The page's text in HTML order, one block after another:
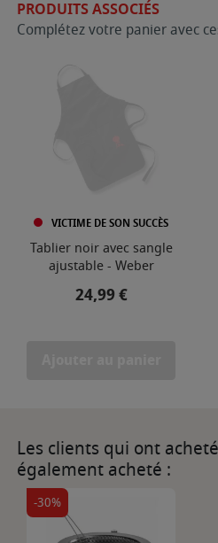
PRODUITS ASSOCIÉS
Complétez votre panier avec
VICTIME DE SON SUCCÈS
Tablier noir avec sangle
ajustable - Weber
Prix
24,99 €
Les clients qui ont
également acheté :
-30%